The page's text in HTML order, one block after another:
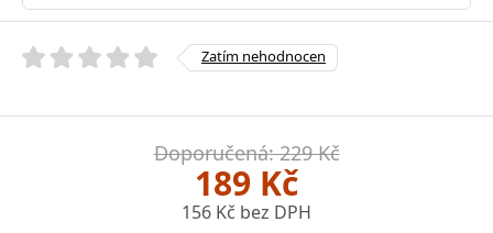
Zatím nehodnocen
Doporučená: 229 Kč
189 Kč
156 Kč bez DPH